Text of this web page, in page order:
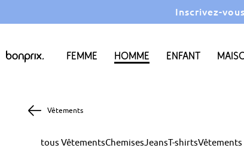
Inscrivez-
Femme Homme Enfant
Vêtements
tous VêtementsChemisesJeansT-shirts